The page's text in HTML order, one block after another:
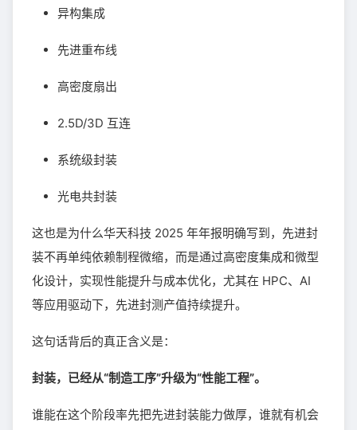
异构集成
先进重布线
高密度扇出
2.5D/3D 互连
系统级封装
光电共封装
这也是为什么华天科技 2025 年年报明确写到，先进封
装不再单纯依赖制程微缩，而是通过高密度集成和微型
化设计，实现性能提升与成本优化，尤其在 HPC、AI
等应用驱动下，先进封测产值持续提升。
这句话背后的真正含义是：
封装，已经从“制造工序”升级为“性能工程”。
谁能在这个阶段率先把先进封装能力做厚，谁就有机会